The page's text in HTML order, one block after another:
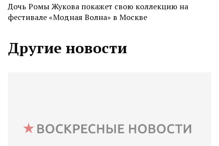
Дочь Ромы Жукова покажет свою коллекцию на
фестивале «Модная Волна» в Москве
Другие новости